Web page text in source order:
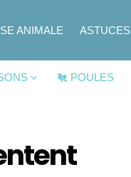
ANIMALE ASTUCES
🐔 POULES